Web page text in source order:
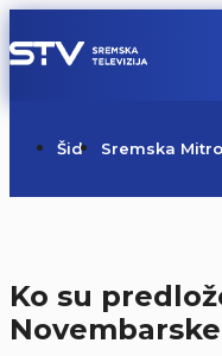
Šid Sremska
Ko su